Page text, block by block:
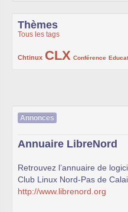
Thèmes
Tous les tags
Chtinux
222/1002CLX
1002/1002 Conférence
132/1002
119/1002
168/1002
Annonces
Annuaire LibreNord
Retrouvez l’annuaire de
Club Linux Nord-Pas de
http://www.librenord.org